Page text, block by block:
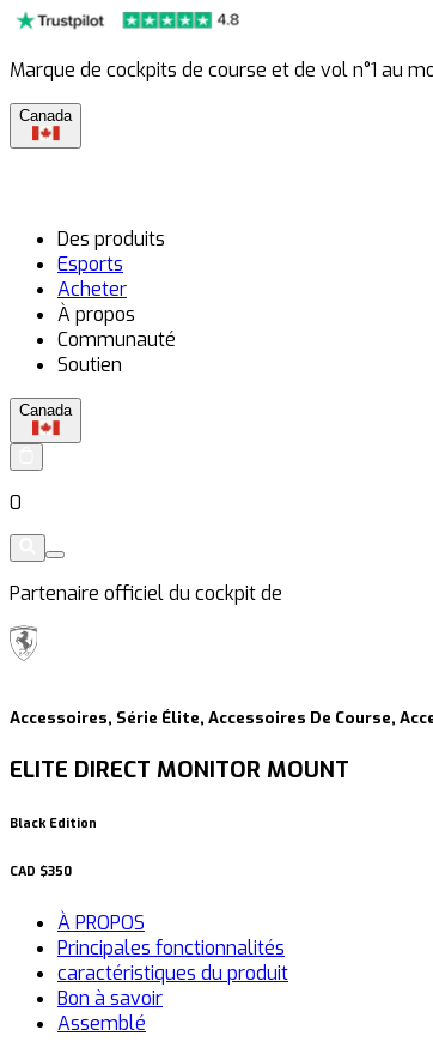
Marque de cockpits de course et de vol n°1 au
Canada
Des produits
Esports
Acheter
À propos
Communauté
Soutien
Canada
0
Partenaire officiel du cockpit de
Accessoires, Série Élite, Accessoires De Course,
ELITE DIRECT MONITOR MOUNT
Black Edition
CAD $350
À PROPOS
Principales fonctionnalités
caractéristiques du produit
Bon à savoir
Assemblé